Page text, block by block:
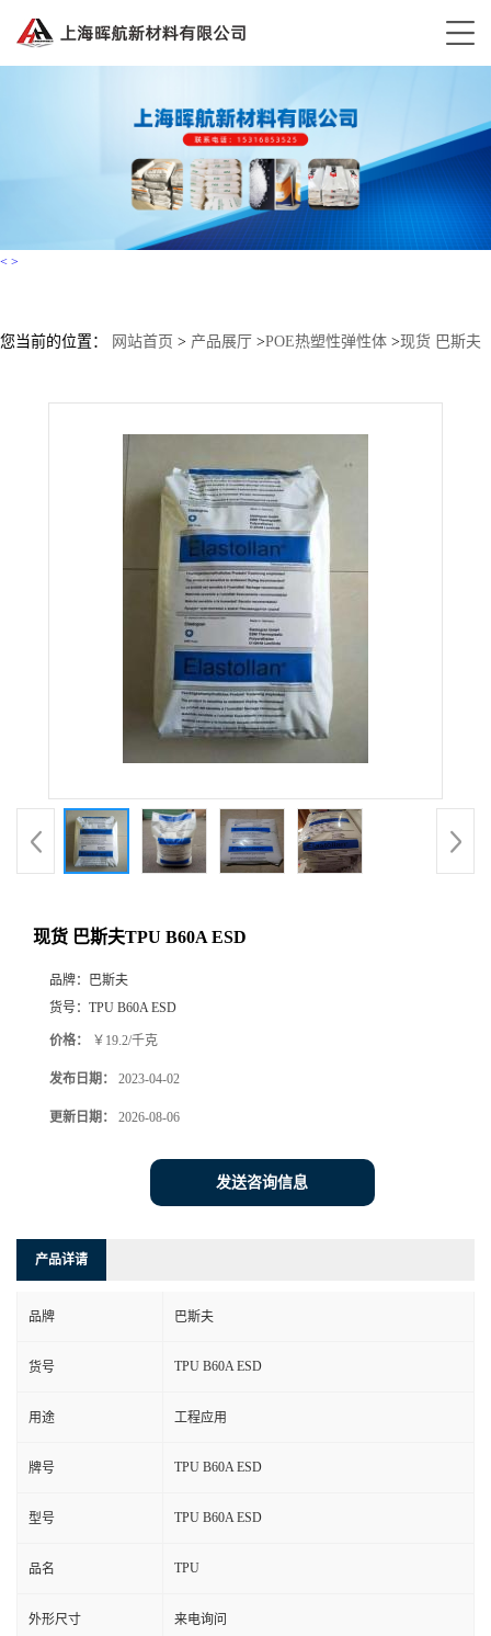
< >
您当前的位置： 网站首页 > 产品展厅 >POE热塑性弹性体 >现货 巴斯夫
现货 巴斯夫TPU B60A ESD
品牌：
巴斯夫
货号： TPU B60A ESD
价格： ￥19.2/千克
发布日期： 2023-04-02
更新日期： 2026-08-06
发送咨询信息
产品详请
品牌 巴斯夫
货号 TPU B60A ESD
用途 工程应用
牌号 TPU B60A ESD
型号 TPU B60A ESD
品名 TPU
外形尺寸 来电询问